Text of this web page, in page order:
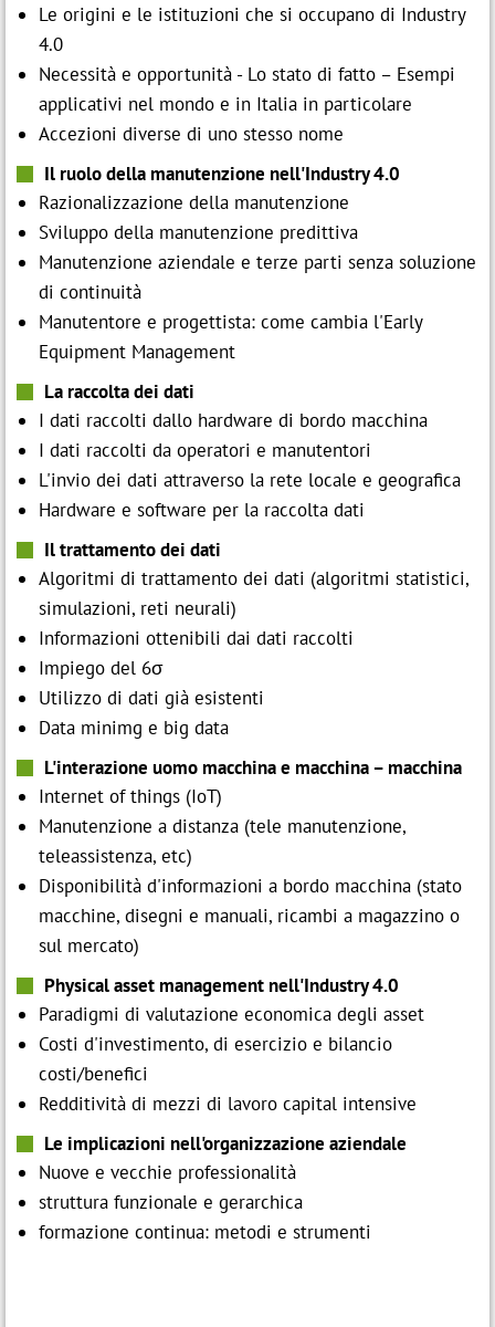
Le origini e le istituzioni che si occupano di Industry
4.0
Necessità e opportunità - Lo stato di fatto – Esempi
applicativi nel mondo e in Italia in particolare
Accezioni diverse di uno stesso nome
Il ruolo della manutenzione nell'Industry 4.0
Razionalizzazione della manutenzione
Sviluppo della manutenzione predittiva
Manutenzione aziendale e terze parti senza soluzione
di continuità
Manutentore e progettista: come cambia l'Early
Equipment Management
La raccolta dei dati
I dati raccolti dallo hardware di bordo macchina
I dati raccolti da operatori e manutentori
L'invio dei dati attraverso la rete locale e geografica
Hardware e software per la raccolta dati
Il trattamento dei dati
Algoritmi di trattamento dei dati (algoritmi statistici,
simulazioni, reti neurali)
Informazioni ottenibili dai dati raccolti
Impiego del 6σ
Utilizzo di dati già esistenti
Data minimg e big data
L'interazione uomo macchina e macchina – macchina
Internet of things (IoT)
Manutenzione a distanza (tele manutenzione,
teleassistenza, etc)
Disponibilità d'informazioni a bordo macchina (stato
macchine, disegni e manuali, ricambi a magazzino o
sul mercato)
Physical asset management nell'Industry 4.0
Paradigmi di valutazione economica degli asset
Costi d'investimento, di esercizio e bilancio
costi/benefici
Redditività di mezzi di lavoro capital intensive
Le implicazioni nell'organizzazione aziendale
Nuove e vecchie professionalità
struttura funzionale e gerarchica
formazione continua: metodi e strumenti